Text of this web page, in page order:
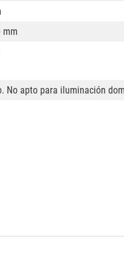
mm
No apto para iluminación